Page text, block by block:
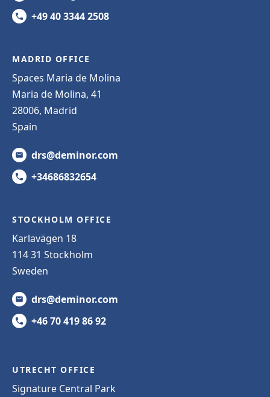
+49 40 3344 2508
MADRID OFFICE
Spaces Maria de Molina
Maria de Molina, 41
28006, Madrid
Spain
drs@deminor.com
+34686832654
STOCKHOLM OFFICE
Karlavägen 18
114 31 Stockholm
Sweden
drs@deminor.com
+46 70 419 86 92
UTRECHT OFFICE
Signature Central Park